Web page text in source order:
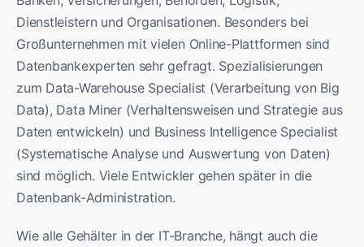
Dienstleistern und Organisationen. Besonders bei
Großunternehmen mit vielen Online-Plattformen sind
Datenbankexperten sehr gefragt. Spezialisierungen
zum Data-Warehouse Specialist (Verarbeitung von Big
Data), Data Miner (Verhaltensweisen und Strategie aus
Daten entwickeln) und Business Intelligence Specialist
(Systematische Analyse und Auswertung von Daten)
sind möglich. Viele Entwickler gehen später in die
Datenbank-Administration.
Wie alle Gehälter in der IT-Branche, hängt auch die